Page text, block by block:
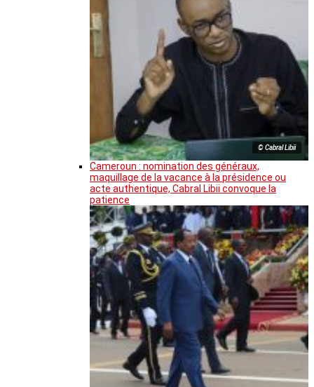
© Cabral Libii
Cameroun : nomination des généraux,
maquillage de la vacance à la présidence ou
acte authentique, Cabral Libii convoque la
patience